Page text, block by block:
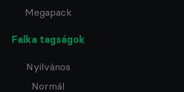
Megapack
Falka tagságok
Nyilvános
Normál